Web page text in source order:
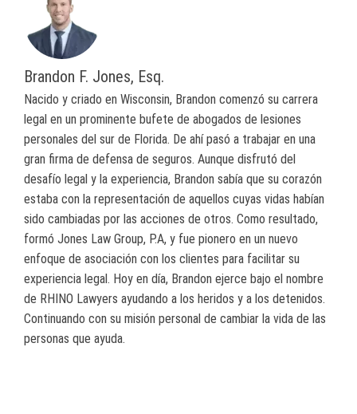
Brandon F. Jones, Esq.
Nacido y criado en Wisconsin, Brandon comenzó su carrera
legal en un prominente bufete de abogados de lesiones
personales del sur de Florida. De ahí pasó a trabajar en una
gran firma de defensa de seguros. Aunque disfrutó del
desafío legal y la experiencia, Brandon sabía que su corazón
estaba con la representación de aquellos cuyas vidas habían
sido cambiadas por las acciones de otros. Como resultado,
formó Jones Law Group, P.A, y fue pionero en un nuevo
enfoque de asociación con los clientes para facilitar su
experiencia legal. Hoy en día, Brandon ejerce bajo el nombre
de RHINO Lawyers ayudando a los heridos y a los detenidos.
Continuando con su misión personal de cambiar la vida de las
personas que ayuda.